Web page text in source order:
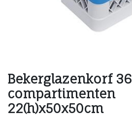
Bekerglazenkorf 36
compartimenten
22(h)x50x50cm